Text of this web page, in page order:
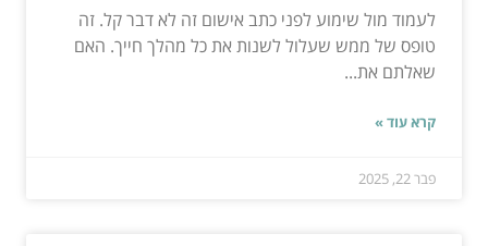
לעמוד מול שימוע לפני כתב אישום זה לא דבר קל. זה
טופס של ממש שעלול לשנות את כל מהלך חייך. האם
שאלתם את...
קרא עוד »
פבר 22, 2025